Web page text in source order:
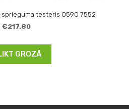
testeris 0590 7552
€217.80
GROZĀ